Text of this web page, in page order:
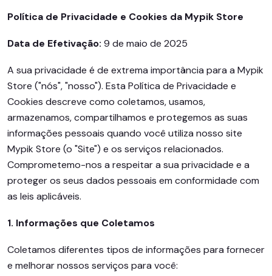
Política de Privacidade e Cookies da Mypik Store
Data de Efetivação: 9 de maio de 2025
A sua privacidade é de extrema importância para a Mypik
Store ("nós", "nosso"). Esta Política de Privacidade e
Cookies descreve como coletamos, usamos,
armazenamos, compartilhamos e protegemos as suas
informações pessoais quando você utiliza nosso site
Mypik Store (o "Site") e os serviços relacionados.
Comprometemo-nos a respeitar a sua privacidade e a
proteger os seus dados pessoais em conformidade com
as leis aplicáveis.
1. Informações que Coletamos
Coletamos diferentes tipos de informações para fornecer
e melhorar nossos serviços para você: